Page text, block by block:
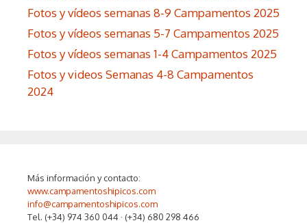
Fotos y vídeos semanas 8-9 Campamentos 2025
Fotos y vídeos semanas 5-7 Campamentos 2025
Fotos y vídeos semanas 1-4 Campamentos 2025
Fotos y videos Semanas 4-8 Campamentos
2024
Más información y contacto:
www.campamentoshipicos.com
info@campamentoshipicos.com
Tel. (+34) 974 360 044 · (+34) 680 298 466